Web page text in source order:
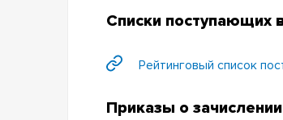
Списки поступающих
Рейтинговый список
Приказы о